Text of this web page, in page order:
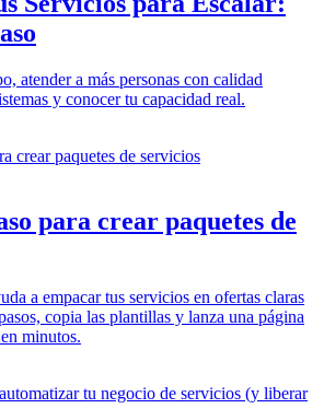
atender a más personas con calidad
y conocer tu capacidad real.
para crear paquetes de
a empacar tus servicios en ofertas claras
copia las plantillas y lanza una página
minutos.